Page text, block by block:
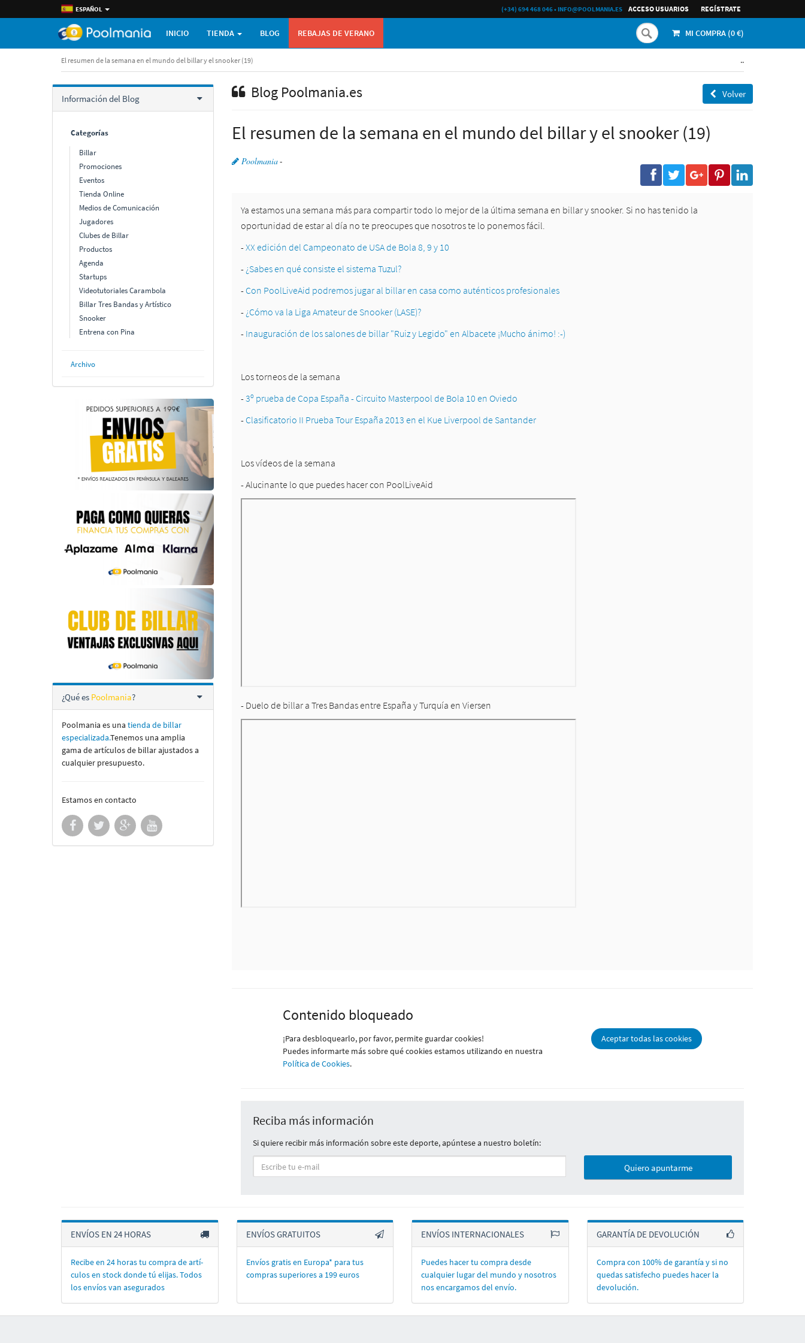
ESPAÑOL ACCESO USUARIOS REGÍ­STRATE
(+34) 694 468 046•INFO@POOLMANIA.ES
INICIO TIENDA BLOG REBAJAS DE VERANO MI COMPRA (0€)
El resumen de la semana en el mundo del billar y el snooker (19) ..
Información del Blog
Categorí­as
Billar
Promociones
Eventos
Tienda Online
Medios de Comunicación
Jugadores
Clubes de Billar
Productos
Agenda
Startups
Videotutoriales Carambola
Billar Tres Bandas y Artístico
Snooker
Entrena con Pina
Archivo
¿Qué es Poolmania?
Poolmania es una tienda de billar
especializada.Tenemos una amplia
gama de artí­culos de billar ajustados a
cualquier presupuesto.
Estamos en contacto
Blog Poolmania.es Volver
El resumen de la semana en el mundo del billar y el snooker (19)
Poolmania-
Ya estamos una semana más para compartir todo lo mejor de la última semana en billar y snooker. Si no has tenido la
oportunidad de estar al día no te preocupes que nosotros te lo ponemos fácil.
-XX edición del Campeonato de USA de Bola 8, 9 y 10
- ¿Sabes en qué consiste el sistema Tuzul?
- Con PoolLiveAid podremos jugar al billar en casa como auténticos profesionales
- ¿Cómo va la Liga Amateur de Snooker (LASE)?
- Inauguración de los salones de billar "Ruiz y Legido" en Albacete ¡Mucho ánimo! :-)
Los torneos de la semana
-3º prueba de Copa España - Circuito Masterpool de Bola 10 en Oviedo
- Clasificatorio II Prueba Tour España 2013 en el Kue Liverpool de Santander
Los vídeos de la semana
- Alucinante lo que puedes hacer con PoolLiveAid
- Duelo de billar a Tres Bandas entre España y Turquía en Viersen
Contenido bloqueado
¡Para desbloquearlo, por favor, permite guardar cookies!
Puedes informarte más sobre qué cookies estamos utilizando en nuestra
Política de Cookies.
Aceptar todas las cookies
Reciba más información
Si quiere recibir más información sobre este deporte, apúntese a nuestro boletí­n:
Quiero apuntarme
ENVÍOS EN 24 HORAS
Recibe en 24 horas tu compra de artí­
culos en stock donde tú elijas. Todos
los enví­os van asegurados
ENVÍOS GRATUITOS
Envíos gratis en Europa* para tus
compras superiores a 199 euros
ENVÍOS INTERNACIONALES
Puedes hacer tu compra desde
cualquier lugar del mundo y nosotros
nos encargamos del enví­o.
GARANTÍA DE DEVOLUCIÓN
Compra con 100% de garantí­a y si no
quedas satisfecho puedes hacer la
devolución.